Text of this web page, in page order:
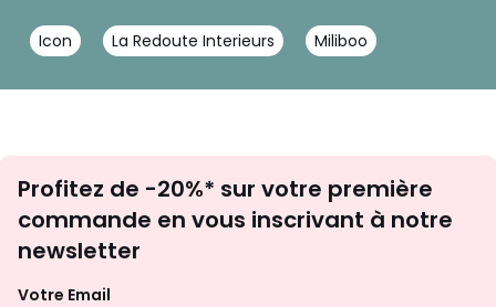
Icon La Redoute Interieurs Miliboo
newsletter
Profitez de -20%* sur votre première
commande en vous inscrivant à notre
newsletter
Votre Email